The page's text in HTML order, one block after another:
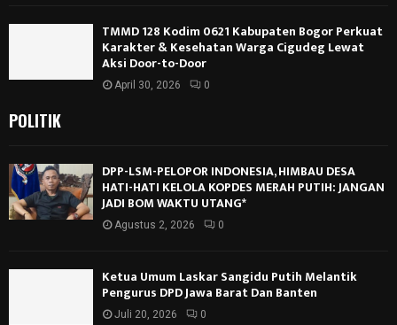
TMMD 128 Kodim 0621 Kabupaten Bogor Perkuat
Karakter & Kesehatan Warga Cigudeg Lewat
Aksi Door-to-Door
April 30, 2026 0
POLITIK
DPP-LSM-PELOPOR INDONESIA, HIMBAU DESA
HATI-HATI KELOLA KOPDES MERAH PUTIH: JANGAN
JADI BOM WAKTU UTANG*
Agustus 2, 2026 0
Ketua Umum Laskar Sangidu Putih Melantik
Pengurus DPD Jawa Barat Dan Banten
Juli 20, 2026 0